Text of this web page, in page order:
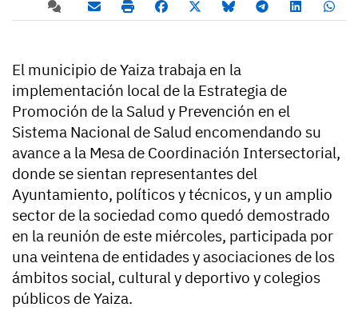
El municipio de Yaiza trabaja en la
implementación local de la Estrategia de
Promoción de la Salud y Prevención en el
Sistema Nacional de Salud encomendando su
avance a la Mesa de Coordinación Intersectorial,
donde se sientan representantes del
Ayuntamiento, políticos y técnicos, y un amplio
sector de la sociedad como quedó demostrado
en la reunión de este miércoles, participada por
una veintena de entidades y asociaciones de los
ámbitos social, cultural y deportivo y colegios
públicos de Yaiza.